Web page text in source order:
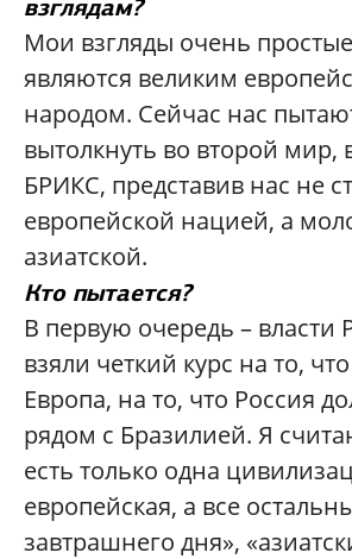
взглядам?
Мои взгляды очень
являются великим
народом. Сейчас нас
вытолкнуть во второй
БРИКС, представив нас не
европейской нацией, а
азиатской.
Кто пытается?
В первую очередь – власти
взяли четкий курс на то,
Европа, на то, что Россия
рядом с Бразилией. Я
есть только одна
европейская, а все
завтрашнего дня»,